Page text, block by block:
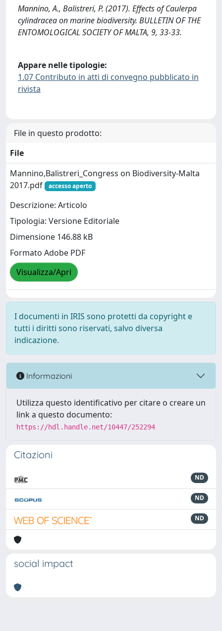
Mannino, A., Balistreri, P. (2017). Effects of Caulerpa
cylindracea on marine biodiversity. BULLETIN OF THE
ENTOMOLOGICAL SOCIETY OF MALTA, 9, 33-33.
Appare nelle tipologie:
1.07 Contributo in atti di convegno pubblicato in
rivista
File in questo prodotto:
File
Mannino,Balistreri_Congress on Biodiversity-Malta
2017.pdf
accesso aperto
Descrizione: Articolo
Tipologia: Versione Editoriale
Dimensione 146.88 kB
Formato Adobe PDF
Visualizza/Apri
I documenti in IRIS sono protetti da copyright e
tutti i diritti sono riservati, salvo diversa
indicazione.
Informazioni
Utilizza questo identificativo per citare o creare un
link a questo documento:
https://hdl.handle.net/10447/252294
Citazioni
ND
ND
ND
social impact